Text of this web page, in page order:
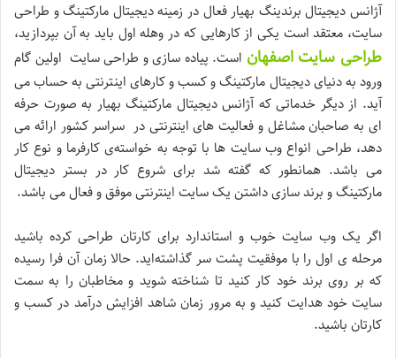
آژانس دیجیتال برندینگ بهیار فعال در زمینه دیجیتال مارکتینگ و طراحی
سایت، معتقد است یکی از کارهایی که در وهله اول باید به آن بپردازید،
طراحی سایت اصفهان است. پیاده سازی و طراحی سایت اولین گام
ورود به دنیای دیجیتال مارکتینگ و کسب و کارهای اینترنتی به حساب می
آید. از دیگر خدماتی که آژانس دیجیتال مارکتینگ بهیار به صورت حرفه
ای به صاحبان مشاغل و فعالیت های اینترنتی در سراسر کشور ارائه می
دهد، طراحی انواع وب سایت ها با توجه به خواسته‌ی کارفرما و نوع کار
می باشد. همانطور که گفته شد برای شروع کار در بستر دیجیتال
مارکتینگ و برند سازی داشتن یک سایت اینترنتی موفق و فعال می باشد.
اگر یک وب سایت خوب و استاندارد برای کارتان طراحی کرده باشید
مرحله ی اول را با موفقیت پشت سر گذاشته‌اید. حالا زمان آن فرا رسیده
که بر روی برند خود کار کنید تا شناخته شوید و مخاطبان را به سمت
سایت خود هدایت کنید و به مرور زمان شاهد افزایش درآمد در کسب و
کارتان باشید.